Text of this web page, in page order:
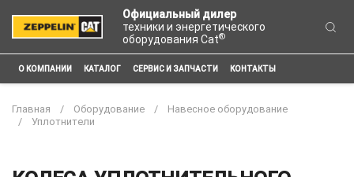
Официальный дилер
техники и энергетического
оборудования Cat®
О КОМПАНИИ КАТАЛОГ СЕРВИС И ЗАПЧАСТИ КОНТАКТЫ
Главная Оборудование
Навесное оборудование
Уплотнители